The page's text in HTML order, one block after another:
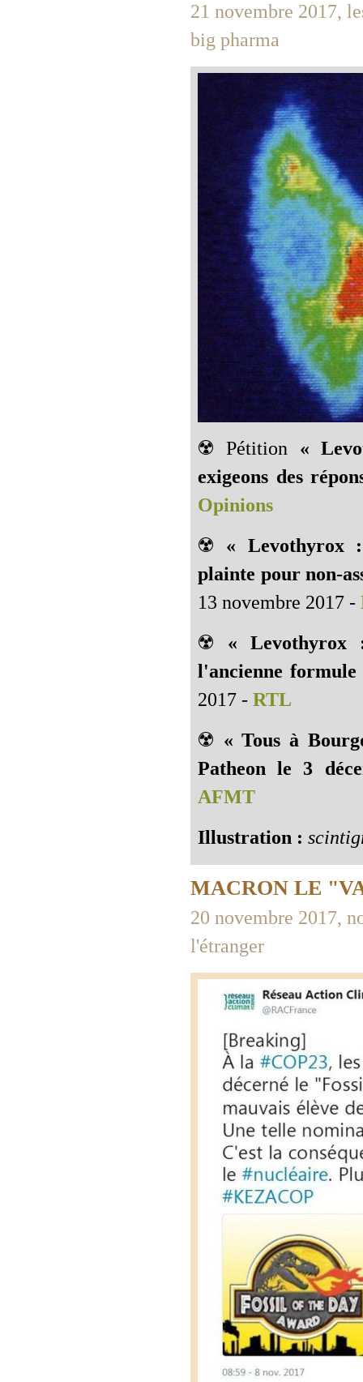
21 novembre 2017,
big pharma
☢️ Pétition «
exigeons des
Opinions
☢️ « Levothyrox
plainte pour non-
13 novembre 2017 -
☢️ « Levothyrox
l'ancienne
2017 - RTL
☢️ « Tous à
Patheon le 3
AFMT
Illustration :
MACRON LE
20 novembre 2017,
l'étranger